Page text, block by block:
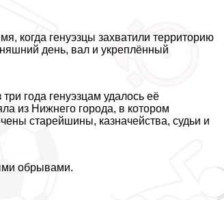
когда генуэзцы захватили территорию
день, вал и укреплённый
года генуэзцам удалось её
из Нижнего города, в котором
старейшины, казначейства, судьи и
обрывами.